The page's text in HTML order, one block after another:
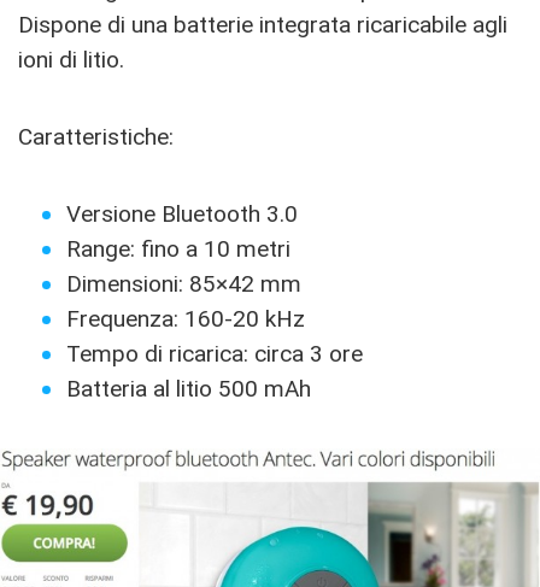
Dispone di una batterie integrata ricaricabile agli
ioni di litio.
Caratteristiche:
Versione Bluetooth 3.0
Range: fino a 10 metri
Dimensioni: 85×42 mm
Frequenza: 160-20 kHz
Tempo di ricarica: circa 3 ore
Batteria al litio 500 mAh